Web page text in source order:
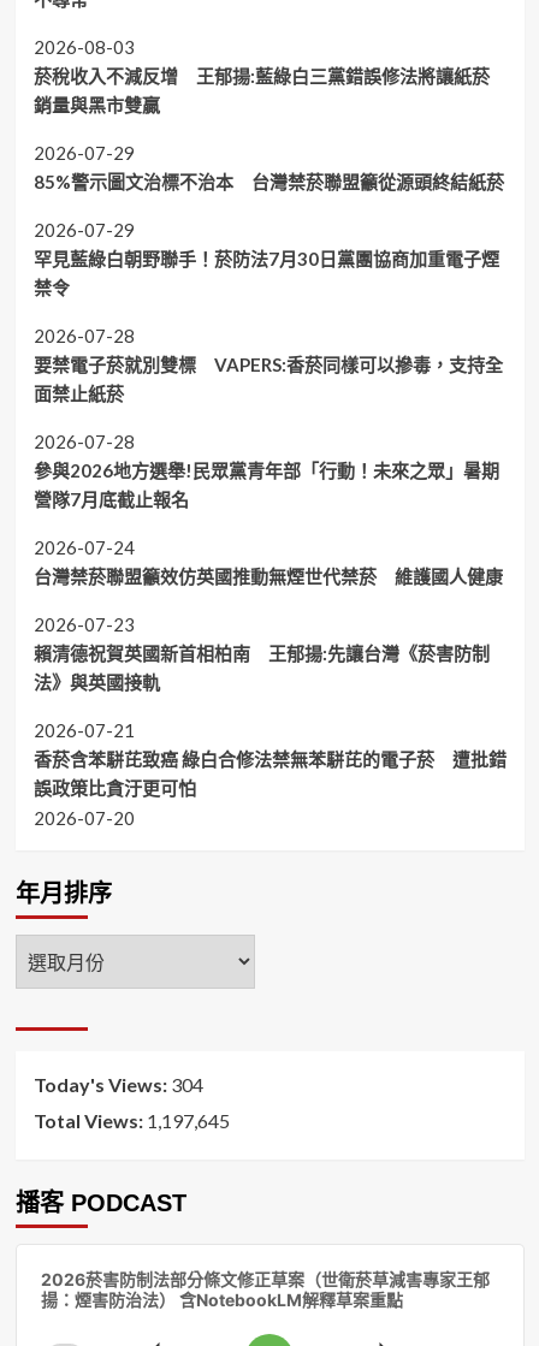
2026-08-03
菸稅收入不減反增 王郁揚:藍綠白三黨錯誤修法將讓紙菸
銷量與黑市雙贏
2026-07-29
85%警示圖文治標不治本 台灣禁菸聯盟籲從源頭終結紙菸
2026-07-29
罕見藍綠白朝野聯手！菸防法7月30日黨團協商加重電子煙
禁令
2026-07-28
要禁電子菸就別雙標 VAPERS:香菸同樣可以摻毒，支持全
面禁止紙菸
2026-07-28
參與2026地方選舉!民眾黨青年部「行動！未來之眾」暑期
營隊7月底截止報名
2026-07-24
台灣禁菸聯盟籲效仿英國推動無煙世代禁菸 維護國人健康
2026-07-23
賴清德祝賀英國新首相柏南 王郁揚:先讓台灣《菸害防制
法》與英國接軌
2026-07-21
香菸含苯駢芘致癌 綠白合修法禁無苯駢芘的電子菸 遭批錯
誤政策比貪汙更可怕
2026-07-20
年月排序
年
月
序
Today's Views: 304
Total Views: 1,197,645
播客 PODCAST
2026菸害防制法部分條文修正草案（世衛菸草減害專家王郁
揚：煙害防治法） 含NotebookLM解釋草案重點